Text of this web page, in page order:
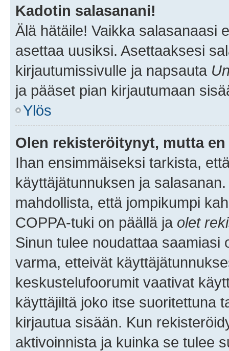
Kadotin salasanani!
Älä hätäile! Vaikka salasanaasi
asettaa uusiksi. Asettaaksesi
kirjautumissivulle ja napsauta
ja pääset pian kirjautumaan
Ylös
Olen rekisteröitynyt, mutta
Ihan ensimmäiseksi tarkista,
käyttäjätunnuksen ja
mahdollista, että jompikumpi
COPPA-tuki on päällä ja olet
Sinun tulee noudattaa saamiasi
varma, etteivät
keskustelufoorumit vaativat
käyttäjiltä joko itse suoritettuna
kirjautua sisään. Kun
aktivoinnista ja kuinka se tulee